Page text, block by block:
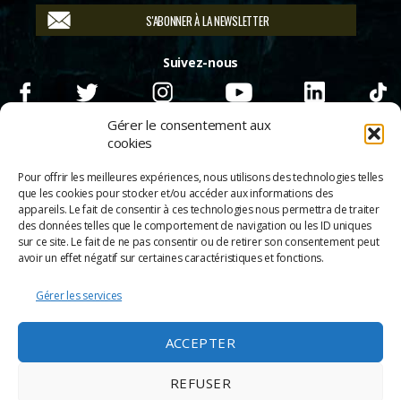
Gérer le consentement aux
cookies
Pour offrir les meilleures expériences, nous utilisons des technologies telles
que les cookies pour stocker et/ou accéder aux informations des
appareils. Le fait de consentir à ces technologies nous permettra de traiter
des données telles que le comportement de navigation ou les ID uniques
sur ce site. Le fait de ne pas consentir ou de retirer son consentement peut
avoir un effet négatif sur certaines caractéristiques et fonctions.
Gérer les services
ACCEPTER
REFUSER
S'ABONNER À LA NEWSLETTER
Suivez-nous
© 2026Scènes & Cinés
Appels d’offre